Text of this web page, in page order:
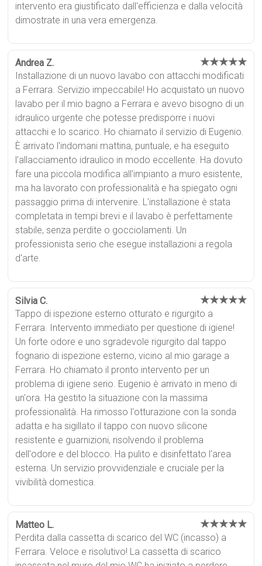
intervento era giustificato dall'efficienza e dalla velocità
dimostrate in una vera emergenza.
Andrea Z. ★★★★★
Installazione di un nuovo lavabo con attacchi modificati
a Ferrara. Servizio impeccabile! Ho acquistato un nuovo
lavabo per il mio bagno a Ferrara e avevo bisogno di un
idraulico urgente che potesse predisporre i nuovi
attacchi e lo scarico. Ho chiamato il servizio di Eugenio.
È arrivato l'indomani mattina, puntuale, e ha eseguito
l'allacciamento idraulico in modo eccellente. Ha dovuto
fare una piccola modifica all'impianto a muro esistente,
ma ha lavorato con professionalità e ha spiegato ogni
passaggio prima di intervenire. L'installazione è stata
completata in tempi brevi e il lavabo è perfettamente
stabile, senza perdite o gocciolamenti. Un
professionista serio che esegue installazioni a regola
d'arte.
Silvia C. ★★★★★
Tappo di ispezione esterno otturato e rigurgito a
Ferrara. Intervento immediato per questione di igiene!
Un forte odore e uno sgradevole rigurgito dal tappo
fognario di ispezione esterno, vicino al mio garage a
Ferrara. Ho chiamato il pronto intervento per un
problema di igiene serio. Eugenio è arrivato in meno di
un'ora. Ha gestito la situazione con la massima
professionalità. Ha rimosso l'otturazione con la sonda
adatta e ha sigillato il tappo con nuovo silicone
resistente e guarnizioni, risolvendo il problema
dell'odore e del blocco. Ha pulito e disinfettato l'area
esterna. Un servizio provvidenziale e cruciale per la
vivibilità domestica.
Matteo L. ★★★★★
Perdita dalla cassetta di scarico del WC (incasso) a
Ferrara. Veloce e risolutivo! La cassetta di scarico